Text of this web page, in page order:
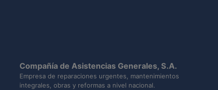
Compañía de Asistencias Generales, S.A.
Empresa de reparaciones urgentes, mantenimientos
integrales, obras y reformas a nivel nacional.